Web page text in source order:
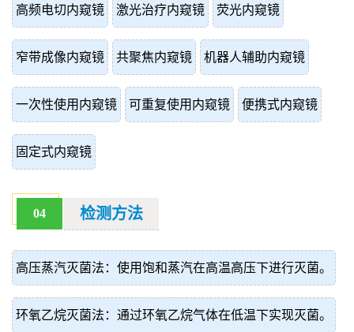
高频电切内窥镜 激光治疗内窥镜 荧光内窥镜
窄带成像内窥镜 共聚焦内窥镜 机器人辅助内窥镜
一次性使用内窥镜 可重复使用内窥镜 便携式内窥镜
固定式内窥镜
04 检测方法
高压蒸汽灭菌法：使用饱和蒸汽在高温高压下进行灭菌。
环氧乙烷灭菌法：通过环氧乙烷气体在低温下实现灭菌。